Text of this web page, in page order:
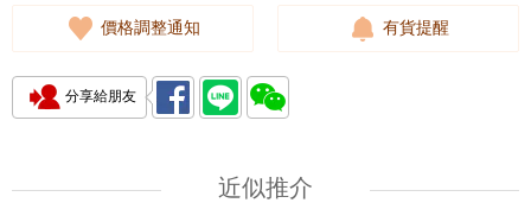
價格調整通知 有貨提醒
分享給朋友
近似推介